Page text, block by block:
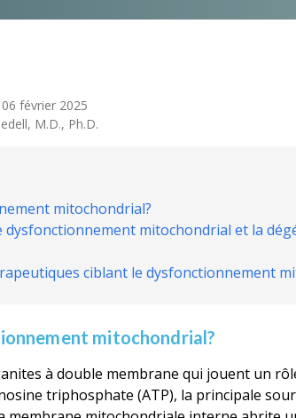
06 février 2025
M.D., Ph.D.
mitochondrial?
mitochondrial et la
ciblant le dysfonctionnement
mitochondrial?
à double membrane qui jouent un
triphosphate (ATP), la principale